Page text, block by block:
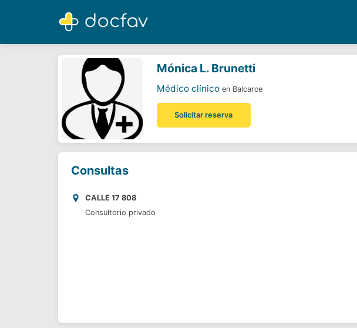
Mónica L. Brunetti
Médico clínico
Mónica L. Brunetti
Médico clínico en Balcarce
Solicitar reserva
Consultas
CALLE 17 808
Consultorio privado